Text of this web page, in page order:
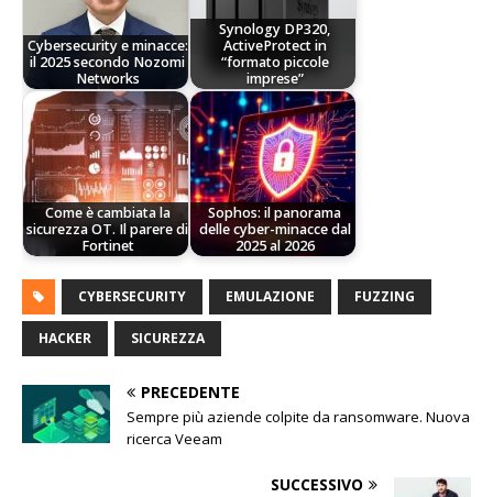
Cybersecurity e minacce:
il 2025 secondo Nozomi
Networks
Synology DP320,
ActiveProtect in
“formato piccole
imprese”
Come è cambiata la
sicurezza OT. Il parere di
Fortinet
Sophos: il panorama
delle cyber-minacce dal
2025 al 2026
CYBERSECURITY EMULAZIONE FUZZING
HACKER SICUREZZA
PRECEDENTE
Sempre più aziende colpite da ransomware. Nuova
ricerca Veeam
SUCCESSIVO